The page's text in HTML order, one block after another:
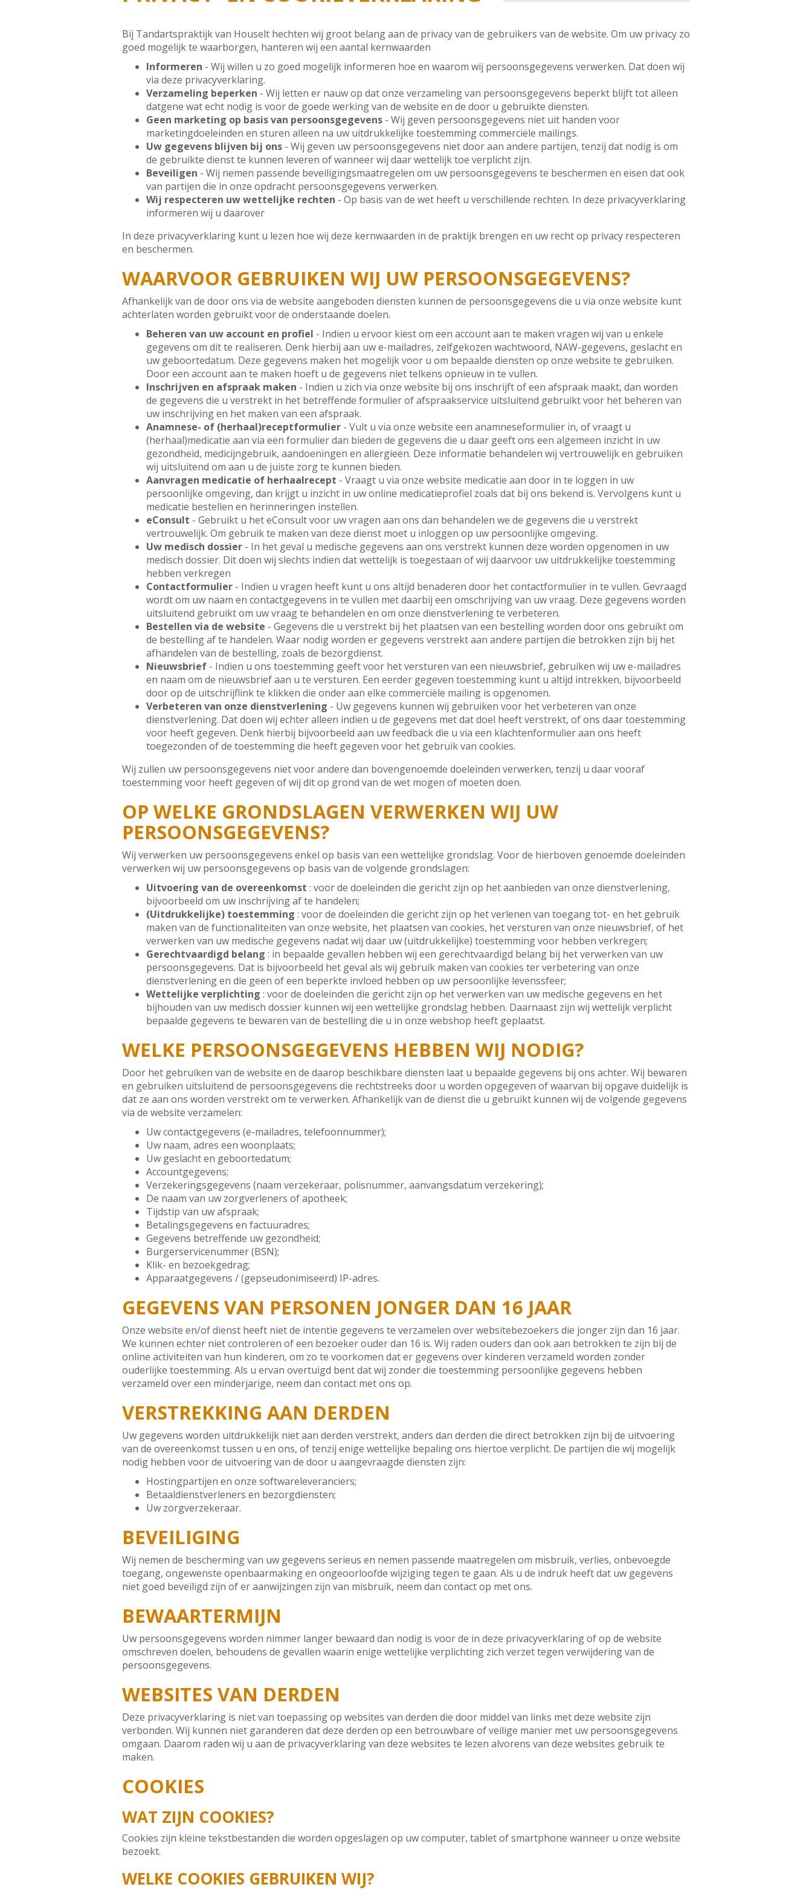
Bij Tandartspraktijk van Houselt hechten wij groot belang aan de privacy van de gebruikers van de website. Om uw privacy zo
goed mogelijk te waarborgen, hanteren wij een aantal kernwaarden
Informeren - Wij willen u zo goed mogelijk informeren hoe en waarom wij persoonsgegevens verwerken. Dat doen wij
via deze privacyverklaring.
Verzameling beperken - Wij letten er nauw op dat onze verzameling van persoonsgegevens beperkt blijft tot alleen
datgene wat echt nodig is voor de goede werking van de website en de door u gebruikte diensten.
Geen marketing op basis van persoonsgegevens - Wij geven persoonsgegevens niet uit handen voor
marketingdoeleinden en sturen alleen na uw uitdrukkelijke toestemming commerciële mailings.
Uw gegevens blijven bij ons - Wij geven uw persoonsgegevens niet door aan andere partijen, tenzij dat nodig is om
de gebruikte dienst te kunnen leveren of wanneer wij daar wettelijk toe verplicht zijn.
Beveiligen - Wij nemen passende beveiligingsmaatregelen om uw persoonsgegevens te beschermen en eisen dat ook
van partijen die in onze opdracht persoonsgegevens verwerken.
Wij respecteren uw wettelijke rechten - Op basis van de wet heeft u verschillende rechten. In deze privacyverklaring
informeren wij u daarover
In deze privacyverklaring kunt u lezen hoe wij deze kernwaarden in de praktijk brengen en uw recht op privacy respecteren
en beschermen.
WAARVOOR GEBRUIKEN WIJ UW PERSOONSGEGEVENS?
Afhankelijk van de door ons via de website aangeboden diensten kunnen de persoonsgegevens die u via onze website kunt
achterlaten worden gebruikt voor de onderstaande doelen.
Beheren van uw account en profiel - Indien u ervoor kiest om een account aan te maken vragen wij van u enkele
gegevens om dit te realiseren. Denk hierbij aan uw e-mailadres, zelfgekozen wachtwoord, NAW-gegevens, geslacht en
uw geboortedatum. Deze gegevens maken het mogelijk voor u om bepaalde diensten op onze website te gebruiken.
Door een account aan te maken hoeft u de gegevens niet telkens opnieuw in te vullen.
Inschrijven en afspraak maken - Indien u zich via onze website bij ons inschrijft of een afspraak maakt, dan worden
de gegevens die u verstrekt in het betreffende formulier of afspraakservice uitsluitend gebruikt voor het beheren van
uw inschrijving en het maken van een afspraak.
Anamnese- of (herhaal)receptformulier - Vult u via onze website een anamneseformulier in, of vraagt u
(herhaal)medicatie aan via een formulier dan bieden de gegevens die u daar geeft ons een algemeen inzicht in uw
gezondheid, medicijngebruik, aandoeningen en allergieën. Deze informatie behandelen wij vertrouwelijk en gebruiken
wij uitsluitend om aan u de juiste zorg te kunnen bieden.
Aanvragen medicatie of herhaalrecept - Vraagt u via onze website medicatie aan door in te loggen in uw
persoonlijke omgeving, dan krijgt u inzicht in uw online medicatieprofiel zoals dat bij ons bekend is. Vervolgens kunt u
medicatie bestellen en herinneringen instellen.
eConsult - Gebruikt u het eConsult voor uw vragen aan ons dan behandelen we de gegevens die u verstrekt
vertrouwelijk. Om gebruik te maken van deze dienst moet u inloggen op uw persoonlijke omgeving.
Uw medisch dossier - In het geval u medische gegevens aan ons verstrekt kunnen deze worden opgenomen in uw
medisch dossier. Dit doen wij slechts indien dat wettelijk is toegestaan of wij daarvoor uw uitdrukkelijke toestemming
hebben verkregen
Contactformulier - Indien u vragen heeft kunt u ons altijd benaderen door het contactformulier in te vullen. Gevraagd
wordt om uw naam en contactgegevens in te vullen met daarbij een omschrijving van uw vraag. Deze gegevens worden
uitsluitend gebruikt om uw vraag te behandelen en om onze dienstverlening te verbeteren.
Bestellen via de website - Gegevens die u verstrekt bij het plaatsen van een bestelling worden door ons gebruikt om
de bestelling af te handelen. Waar nodig worden er gegevens verstrekt aan andere partijen die betrokken zijn bij het
afhandelen van de bestelling, zoals de bezorgdienst.
Nieuwsbrief - Indien u ons toestemming geeft voor het versturen van een nieuwsbrief, gebruiken wij uw e-mailadres
en naam om de nieuwsbrief aan u te versturen. Een eerder gegeven toestemming kunt u altijd intrekken, bijvoorbeeld
door op de uitschrijflink te klikken die onder aan elke commerciële mailing is opgenomen.
Verbeteren van onze dienstverlening - Uw gegevens kunnen wij gebruiken voor het verbeteren van onze
dienstverlening. Dat doen wij echter alleen indien u de gegevens met dat doel heeft verstrekt, of ons daar toestemming
voor heeft gegeven. Denk hierbij bijvoorbeeld aan uw feedback die u via een klachtenformulier aan ons heeft
toegezonden of de toestemming die heeft gegeven voor het gebruik van cookies.
Wij zullen uw persoonsgegevens niet voor andere dan bovengenoemde doeleinden verwerken, tenzij u daar vooraf
toestemming voor heeft gegeven of wij dit op grond van de wet mogen of moeten doen.
OP WELKE GRONDSLAGEN VERWERKEN WIJ UW
PERSOONSGEGEVENS?
Wij verwerken uw persoonsgegevens enkel op basis van een wettelijke grondslag. Voor de hierboven genoemde doeleinden
verwerken wij uw persoonsgegevens op basis van de volgende grondslagen:
Uitvoering van de overeenkomst : voor de doeleinden die gericht zijn op het aanbieden van onze dienstverlening,
bijvoorbeeld om uw inschrijving af te handelen;
(Uitdrukkelijke) toestemming : voor de doeleinden die gericht zijn op het verlenen van toegang tot- en het gebruik
maken van de functionaliteiten van onze website, het plaatsen van cookies, het versturen van onze nieuwsbrief, of het
verwerken van uw medische gegevens nadat wij daar uw (uitdrukkelijke) toestemming voor hebben verkregen;
Gerechtvaardigd belang : in bepaalde gevallen hebben wij een gerechtvaardigd belang bij het verwerken van uw
persoonsgegevens. Dat is bijvoorbeeld het geval als wij gebruik maken van cookies ter verbetering van onze
dienstverlening en die geen of een beperkte invloed hebben op uw persoonlijke levenssfeer;
Wettelijke verplichting : voor de doeleinden die gericht zijn op het verwerken van uw medische gegevens en het
bijhouden van uw medisch dossier kunnen wij een wettelijke grondslag hebben. Daarnaast zijn wij wettelijk verplicht
bepaalde gegevens te bewaren van de bestelling die u in onze webshop heeft geplaatst.
WELKE PERSOONSGEGEVENS HEBBEN WIJ NODIG?
Door het gebruiken van de website en de daarop beschikbare diensten laat u bepaalde gegevens bij ons achter. Wij bewaren
en gebruiken uitsluitend de persoonsgegevens die rechtstreeks door u worden opgegeven of waarvan bij opgave duidelijk is
dat ze aan ons worden verstrekt om te verwerken. Afhankelijk van de dienst die u gebruikt kunnen wij de volgende gegevens
via de website verzamelen:
Uw contactgegevens (e-mailadres, telefoonnummer);
Uw naam, adres een woonplaats;
Uw geslacht en geboortedatum;
Accountgegevens;
Verzekeringsgegevens (naam verzekeraar, polisnummer, aanvangsdatum verzekering);
De naam van uw zorgverleners of apotheek;
Tijdstip van uw afspraak;
Betalingsgegevens en factuuradres;
Gegevens betreffende uw gezondheid;
Burgerservicenummer (BSN);
Klik- en bezoekgedrag;
Apparaatgegevens / (gepseudonimiseerd) IP-adres.
GEGEVENS VAN PERSONEN JONGER DAN 16 JAAR
Onze website en/of dienst heeft niet de intentie gegevens te verzamelen over websitebezoekers die jonger zijn dan 16 jaar.
We kunnen echter niet controleren of een bezoeker ouder dan 16 is. Wij raden ouders dan ook aan betrokken te zijn bij de
online activiteiten van hun kinderen, om zo te voorkomen dat er gegevens over kinderen verzameld worden zonder
ouderlijke toestemming. Als u ervan overtuigd bent dat wij zonder die toestemming persoonlijke gegevens hebben
verzameld over een minderjarige, neem dan contact met ons op.
VERSTREKKING AAN DERDEN
Uw gegevens worden uitdrukkelijk niet aan derden verstrekt, anders dan derden die direct betrokken zijn bij de uitvoering
van de overeenkomst tussen u en ons, of tenzij enige wettelijke bepaling ons hiertoe verplicht. De partijen die wij mogelijk
nodig hebben voor de uitvoering van de door u aangevraagde diensten zijn:
Hostingpartijen en onze softwareleveranciers;
Betaaldienstverleners en bezorgdiensten;
Uw zorgverzekeraar.
BEVEILIGING
Wij nemen de bescherming van uw gegevens serieus en nemen passende maatregelen om misbruik, verlies, onbevoegde
toegang, ongewenste openbaarmaking en ongeoorloofde wijziging tegen te gaan. Als u de indruk heeft dat uw gegevens
niet goed beveiligd zijn of er aanwijzingen zijn van misbruik, neem dan contact op met ons.
BEWAARTERMIJN
Uw persoonsgegevens worden nimmer langer bewaard dan nodig is voor de in deze privacyverklaring of op de website
omschreven doelen, behoudens de gevallen waarin enige wettelijke verplichting zich verzet tegen verwijdering van de
persoonsgegevens.
WEBSITES VAN DERDEN
Deze privacyverklaring is niet van toepassing op websites van derden die door middel van links met deze website zijn
verbonden. Wij kunnen niet garanderen dat deze derden op een betrouwbare of veilige manier met uw persoonsgegevens
omgaan. Daarom raden wij u aan de privacyverklaring van deze websites te lezen alvorens van deze websites gebruik te
maken.
COOKIES
WAT ZIJN COOKIES?
Cookies zijn kleine tekstbestanden die worden opgeslagen op uw computer, tablet of smartphone wanneer u onze website
bezoekt.
WELKE COOKIES GEBRUIKEN WIJ?